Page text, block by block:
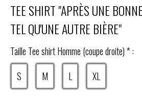
TEE SHIRT "APRÈS UNE
TEL QU'UNE AUTRE BIÈRE"
Taille Tee shirt Homme (coupe droite)*:
S
M L XL